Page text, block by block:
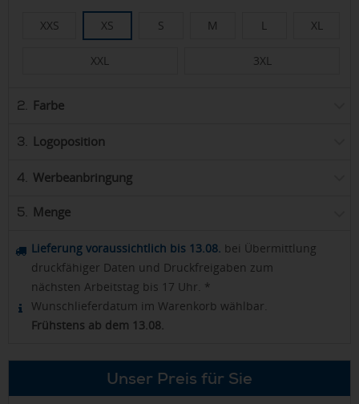
XXS XS S M L XL
XXL 3XL
2. Farbe
3. Logoposition
4. Werbeanbringung
5. Menge
Lieferung voraussichtlich bis 13.08. bei Übermittlung
druckfähiger Daten und Druckfreigaben zum
nächsten Arbeitstag bis 17 Uhr. *
Wunschlieferdatum im Warenkorb wählbar.
Frühstens ab dem 13.08.
Unser Preis für Sie